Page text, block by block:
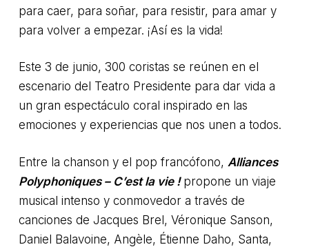
No hay productos en el
carrito.
para caer, para soñar, para resistir, para amar y
para volver a empezar. ¡Así es la vida!
Este 3 de junio, 300 coristas se reúnen en el
escenario del Teatro Presidente para dar vida a
un gran espectáculo coral inspirado en las
emociones y experiencias que nos unen a todos.
Entre la chanson y el pop francófono, Alliances
Polyphoniques – C’est la vie !propone un viaje
musical intenso y conmovedor a través de
canciones de Jacques Brel, Véronique Sanson,
Daniel Balavoine, Angèle, Étienne Daho, Santa,